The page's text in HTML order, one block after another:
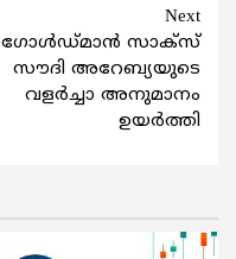
Next
ഗോള്‍ഡ്മാന്‍ സാക്‌സ്
സൗദി അറേബ്യയുടെ
വളര്‍ച്ചാ അനുമാനം
ഉയര്‍ത്തി